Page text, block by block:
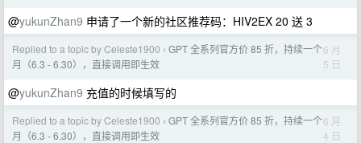
@yukunZhan9 申请了一个新的社区推荐码：HIV2EX 20 送 3
Replied to a topic by Celeste1900 › GPT 全系列官方价 85 折，持续一个
月（6.3 - 6.30），直接调用即生效
6 月
5 日
@yukunZhan9 充值的时候填写的
Replied to a topic by Celeste1900 › GPT 全系列官方价 85 折，持续一个
月（6.3 - 6.30），直接调用即生效
6 月
4 日